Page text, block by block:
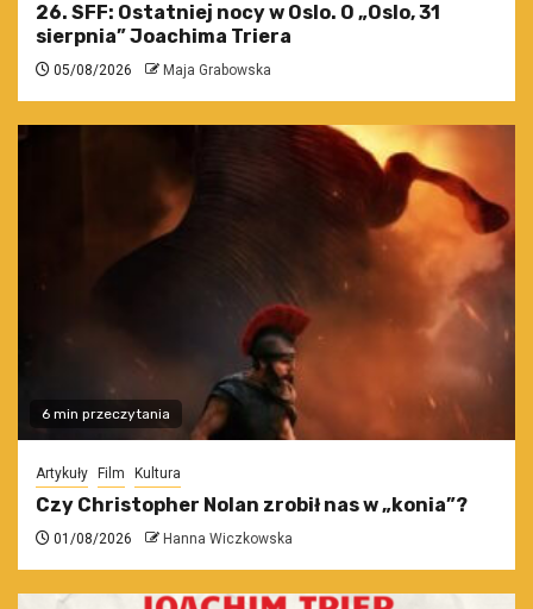
26. SFF: Ostatniej nocy w Oslo. O „Oslo, 31
sierpnia” Joachima Triera
05/08/2026 Maja Grabowska
6 min przeczytania
Artykuły Film Kultura
Czy Christopher Nolan zrobił nas w „konia”?
01/08/2026 Hanna Wiczkowska